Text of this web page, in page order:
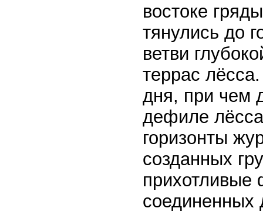
востоке
тянулись до
ветви
террас
дня, при чем
дефиле
горизонты
созданных
прихотливые
соединенных